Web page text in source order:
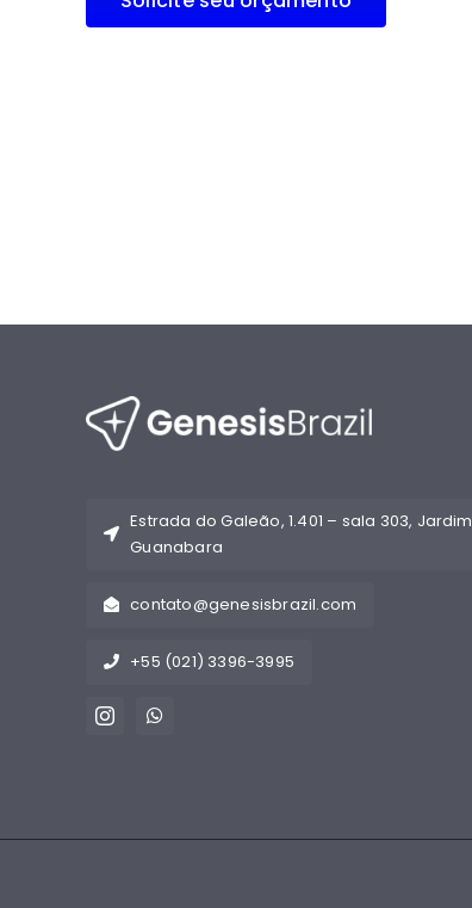
Estrada do Galeão, 1.401 – sala 303, Jardim
Guanabara
contato@genesisbrazil.com
+55 (021) 3396-3995